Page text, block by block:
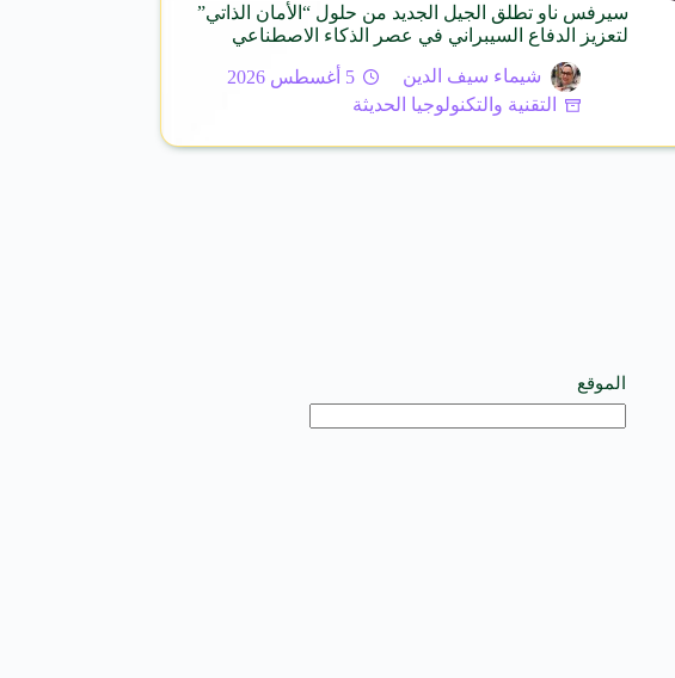
سيرفس ناو تطلق الجيل الجديد من حلول “الأمان الذاتي”
لتعزيز الدفاع السيبراني في عصر الذكاء الاصطناعي
شيماء سيف الدين
5 أغسطس 2026
التقنية والتكنولوجيا الحديثة
الموقع